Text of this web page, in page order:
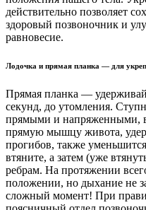
действительно позволяет
здоровый позвоночник и
равновесие.
Лодочка и прямая планка — для
Прямая планка —
секунд, до утомления.
прямыми и напряженными, в
прямую мышцу живота,
прогибов, также
втяните, а затем (уже
ребрам. На протяжении
положении, но дыхание не
сложный момент! При